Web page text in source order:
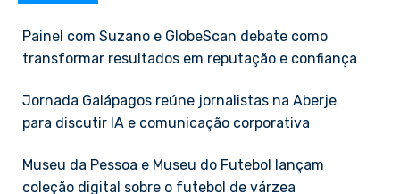
Painel com Suzano e GlobeScan debate como
transformar resultados em reputação e confiança
Jornada Galápagos reúne jornalistas na Aberje
para discutir IA e comunicação corporativa
Museu da Pessoa e Museu do Futebol lançam
coleção digital sobre o futebol de várzea